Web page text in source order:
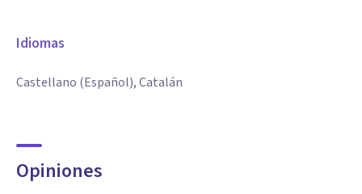
Idiomas
Castellano (Español), Catalán
Opiniones